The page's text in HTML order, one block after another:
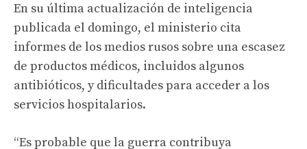
En su última actualización de inteligencia
publicada el domingo, el ministerio cita
informes de los medios rusos sobre una escasez
de productos médicos, incluidos algunos
antibióticos, y dificultades para acceder a los
servicios hospitalarios.
“Es probable que la guerra contribuya